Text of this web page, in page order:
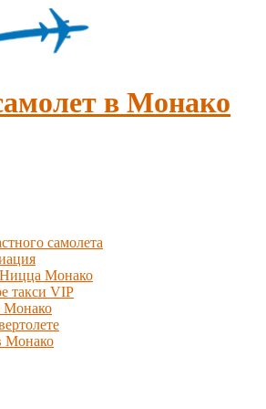
в Монако
самолета
Ницца Монако
такси VIP
Монако
Монако